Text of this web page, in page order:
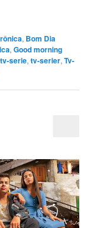
, Bom Dia
,Good morning
tv-serie,tv-serier,Tv-